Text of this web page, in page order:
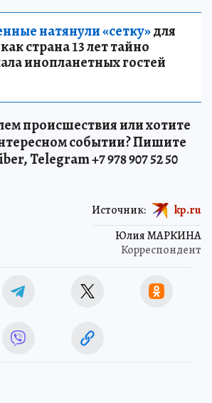
натянули «сетку»для
страна 13 лет тайно
инопланетных гостей
происшествия или хотите
событии? Пишите
Telegram +7 978 907 52 50
Юлия МАРКИНА
Корреспондент
Источник: kp.ru